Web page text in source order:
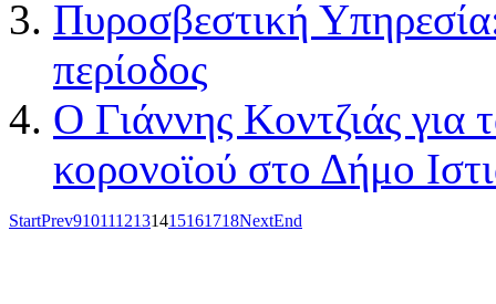
Πυροσβεστική
περίοδος
Ο Γιάννης Κοντζιάς για
κορονοϊού στο Δήμο
StartPrev9101112131415161718NextEnd